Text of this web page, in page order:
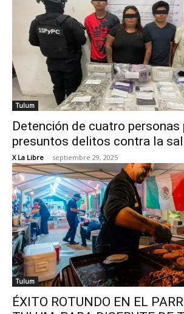
Tulum
Detención de cuatro personas
presuntos delitos contra la
X La Libre - septiembre 29, 2025
Tulum
ÉXITO ROTUNDO EN EL